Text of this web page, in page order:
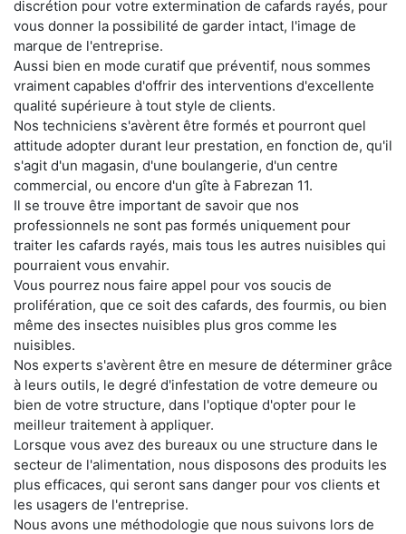
discrétion pour votre extermination de cafards rayés, pour
vous donner la possibilité de garder intact, l'image de
marque de l'entreprise.
Aussi bien en mode curatif que préventif, nous sommes
vraiment capables d'offrir des interventions d'excellente
qualité supérieure à tout style de clients.
Nos techniciens s'avèrent être formés et pourront quel
attitude adopter durant leur prestation, en fonction de, qu'il
s'agit d'un magasin, d'une boulangerie, d'un centre
commercial, ou encore d'un gîte à Fabrezan 11.
Il se trouve être important de savoir que nos
professionnels ne sont pas formés uniquement pour
traiter les cafards rayés, mais tous les autres nuisibles qui
pourraient vous envahir.
Vous pourrez nous faire appel pour vos soucis de
prolifération, que ce soit des cafards, des fourmis, ou bien
même des insectes nuisibles plus gros comme les
nuisibles.
Nos experts s'avèrent être en mesure de déterminer grâce
à leurs outils, le degré d'infestation de votre demeure ou
bien de votre structure, dans l'optique d'opter pour le
meilleur traitement à appliquer.
Lorsque vous avez des bureaux ou une structure dans le
secteur de l'alimentation, nous disposons des produits les
plus efficaces, qui seront sans danger pour vos clients et
les usagers de l'entreprise.
Nous avons une méthodologie que nous suivons lors de